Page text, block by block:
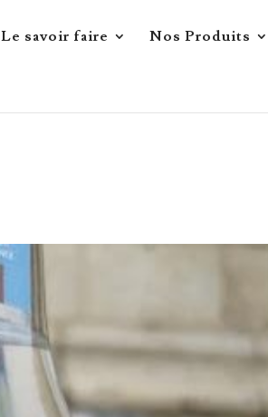
Le savoir faire Nos Produits